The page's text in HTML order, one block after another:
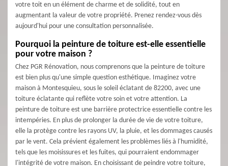
votre toit en un élément de charme et de solidité, tout en
augmentant la valeur de votre propriété. Prenez rendez-vous dès
aujourd'hui pour une consultation personnalisée.
Pourquoi la peinture de toiture est-elle essentielle
pour votre maison ?
Chez PGR Rénovation, nous comprenons que la peinture de toiture
est bien plus qu'une simple question esthétique. Imaginez votre
maison à Montesquieu, sous le soleil éclatant de 82200, avec une
toiture éclatante qui reflète votre soin et votre attention. La
peinture de toiture est une barrière protectrice essentielle contre les
intempéries. En plus de prolonger la durée de vie de votre toiture,
elle la protège contre les rayons UV, la pluie, et les dommages causés
par le vent. Cela prévient également les problèmes liés à l'humidité,
tels que les moisissures et les fuites, qui pourraient endommager
l'intégrité de votre maison. En choisissant de peindre votre toiture,